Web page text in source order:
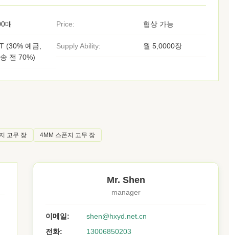
매 Price: 협상 가능
(30% 예금,
전 70%)
Supply Ability: 월 5,0000장
고무 장 4MM 스폰지 고무 장
Mr. Shen
manager
이메일:
shen@hxyd.net.cn
전화:
13006850203